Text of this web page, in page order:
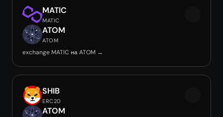
MATIC
MATIC
ATOM
ATOM
exchange MATIC на ATOM →
SHIB
ERC20
ATOM